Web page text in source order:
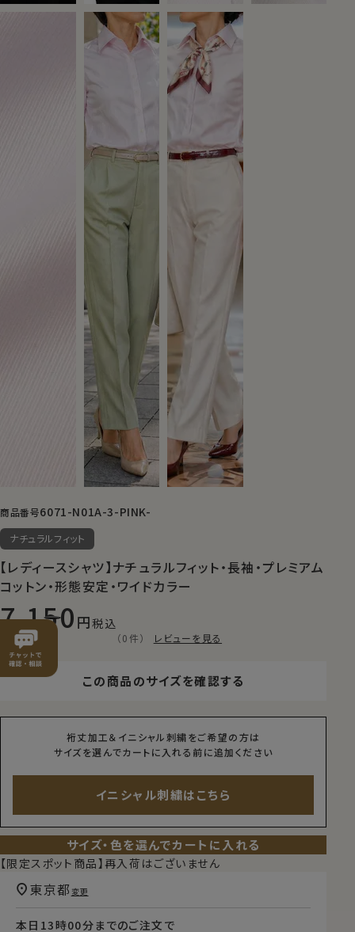
商品番号6071-N01A-3-PINK-
ナチュラルフィット
【レディースシャツ】ナチュラルフィット・長袖・プレミアム
コットン・形態安定・ワイドカラー
7,150 税込
（0件） レビューを見る
この商品のサイズを確認する
裄丈加工＆イニシャル刺繍をご希望の方は
サイズを選んでカートに入れる前に追加ください
イニシャル刺繍はこちら
サイズ・色を選んでカートに入れる
【限定スポット商品】再入荷はございません
本日 13時00分 までのご注文で
東京都 変更